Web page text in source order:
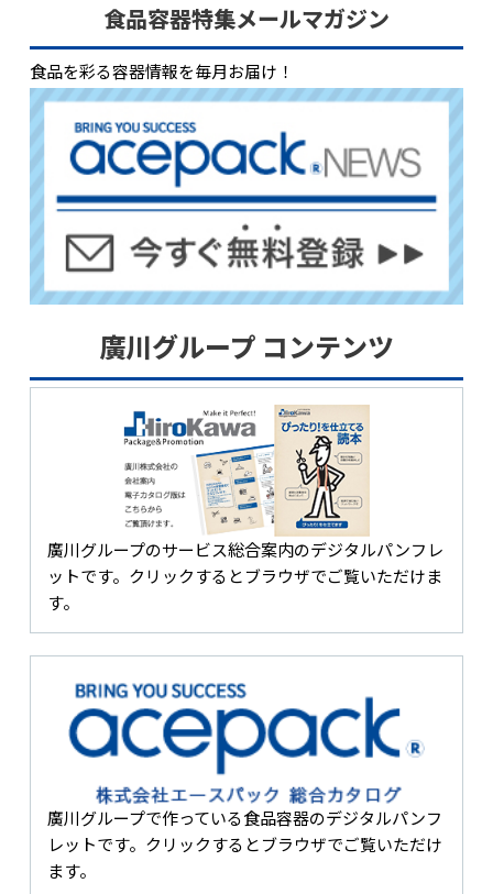
食品容器特集メールマガジン
食品を彩る容器情報を毎月お届け！
廣川グループ コンテンツ
廣川グループのサービス総合案内のデジタルパンフレ
ットです。クリックするとブラウザでご覧いただけま
す。
廣川グループで作っている食品容器のデジタルパンフ
レットです。クリックするとブラウザでご覧いただけ
ます。